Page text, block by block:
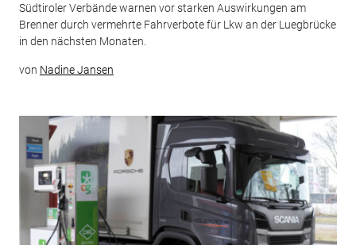
Südtiroler Verbände warnen vor starken Auswirkungen am
Brenner durch vermehrte Fahrverbote für Lkw an der Luegbrücke
in den nächsten Monaten.
von Nadine Jansen